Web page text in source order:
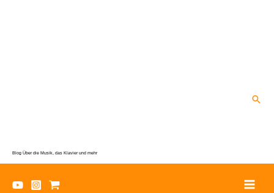
Blog Über die Musik, das Klavier und mehr